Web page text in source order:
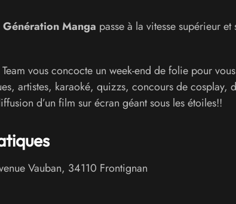
Génération Manga passe à la vitesse supérieur
vous concocte un week-end de folie pour
artistes, karaoké, quizzs, concours de cosplay,
d’un film sur écran géant sous les étoiles!!
Vauban, 34110 Frontignan